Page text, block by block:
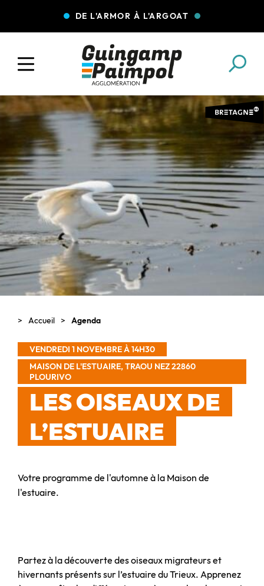
DE L'ARMOR À L'ARGOAT
COLLECTE DES DÉCHETS EAU ET ASSAINISSEMENT
ENFANCE JEUNESSE L'AGGLO' RECRUTE
ASSOCIATIONS
Accueil Agenda
VENDREDI 1 NOVEMBRE À 14H30
MAISON DE L'ESTUAIRE, TRAOU NEZ 22860
PLOURIVO
LES OISEAUX DE
L’ESTUAIRE
Votre programme de l'automne à la Maison de
l'estuaire.
Partez à la découverte des oiseaux migrateurs et
hivernants présents sur l’estuaire du Trieux. Apprenez